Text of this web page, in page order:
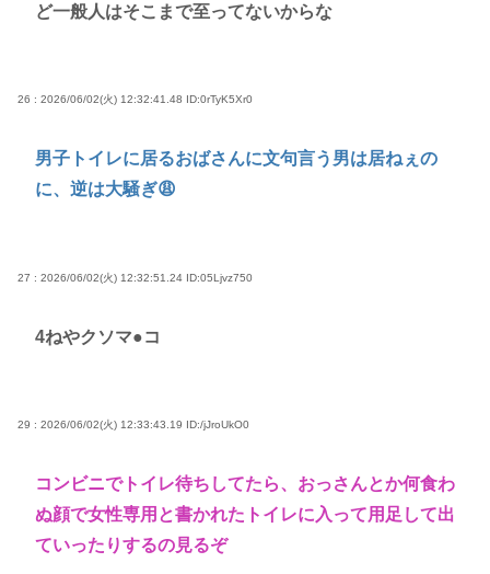
ど一般人はそこまで至ってないからな
26 : 2026/06/02(火) 12:32:41.48 ID:0rTyK5Xr0
男子トイレに居るおばさんに文句言う男は居ねぇの
に、逆は大騒ぎ😩
27 : 2026/06/02(火) 12:32:51.24 ID:05Ljvz750
4ねやクソマ●コ
29 : 2026/06/02(火) 12:33:43.19 ID:/jJroUkO0
コンビニでトイレ待ちしてたら、おっさんとか何食わ
ぬ顔で女性専用と書かれたトイレに入って用足して出
ていったりするの見るぞ